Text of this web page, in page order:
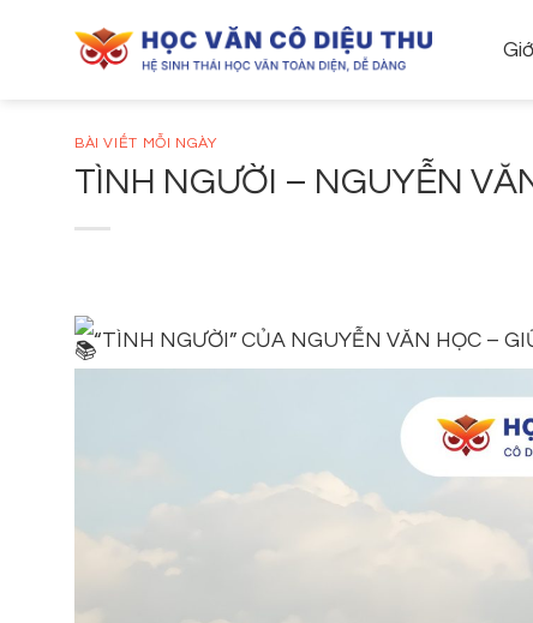
BÀI VIẾT MỖI NGÀY
TÌNH NGƯỜI – NGUYỄN
“TÌNH NGƯỜI” CỦA NGUYỄN VĂN HỌC –